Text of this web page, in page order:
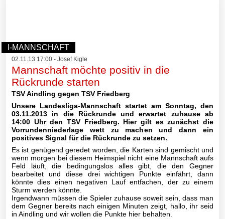
I-
Mannschaft
Archiv
II-
Mannschaft
III-
Mannschaft
Seniorenfußball
Jugendfußball
Tennis
I-MANNSCHAFT
02.11.13 17:00 - Josef Kigle
Mannschaft möchte positiv in die
Rückrunde starten
TSV Aindling gegen TSV Friedberg
Unsere Landesliga-Mannschaft startet am Sonntag, den
03.11.2013 in die Rückrunde und erwartet zuhause ab
14:00 Uhr den TSV Friedberg. Hier gilt es zunächst die
Vorrundenniederlage wett zu machen und dann ein
positives Signal für die Rückrunde zu setzen.
Es ist genügend geredet worden, die Karten sind gemischt und
wenn morgen bei diesem Heimspiel nicht eine Mannschaft aufs
Feld läuft, die bedingungslos alles gibt, die den Gegner
bearbeitet und diese drei wichtigen Punkte einfährt, dann
könnte dies einen negativen Lauf entfachen, der zu einem
Sturm werden könnte.
Irgendwann müssen die Spieler zuhause soweit sein, dass man
dem Gegner bereits nach einigen Minuten zeigt, hallo, ihr seid
in Aindling und wir wollen die Punkte hier behalten.